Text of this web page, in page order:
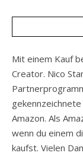
Mit einem Kauf
Creator. Nico
Amazon. Als
wenn du einem
kaufst. Vielen